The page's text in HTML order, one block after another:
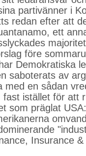
partivänner i
redan efter att
ett
före
Demokratiska
saboterats av
med en sådan
istället för att
som präglat
Insurance